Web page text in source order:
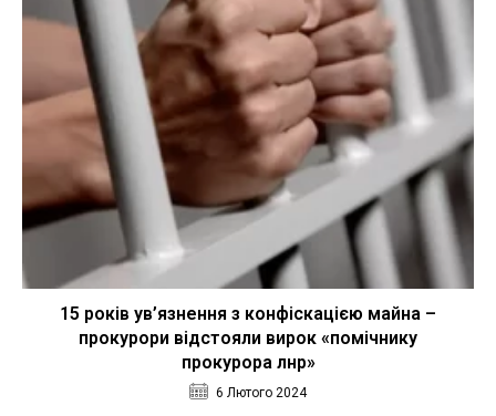
15 років ув’язнення з конфіскацією майна –
прокурори відстояли вирок «помічнику
прокурора лнр»
6 Лютого 2024